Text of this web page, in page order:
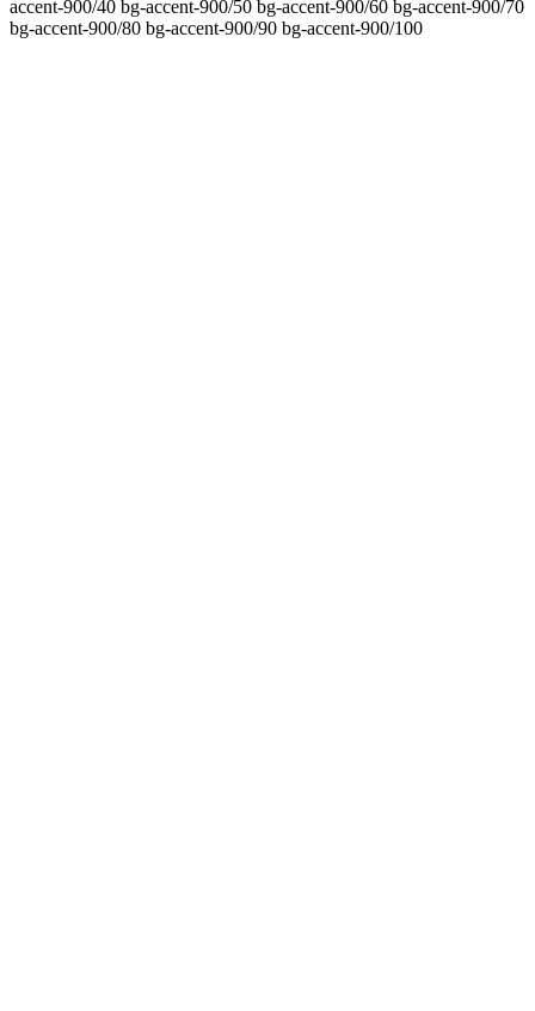
accent-900/40 bg-accent-900/50 bg-accent-900/60 bg-accent-900/70
bg-accent-900/80 bg-accent-900/90 bg-accent-900/100